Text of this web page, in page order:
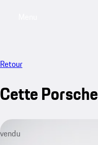
Retour
Cette
vendu